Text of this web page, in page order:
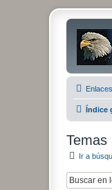
Índice
Temas
Ir a